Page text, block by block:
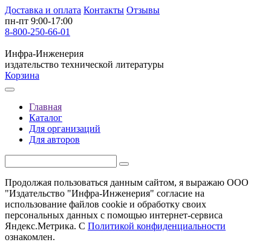
Доставка и оплата Контакты Отзывы
пн-пт 9:00-17:00
8-800-250-66-01
Инфра-Инженерия
издательство технической литературы
Корзина
Главная
Каталог
Для организаций
Для авторов
Продолжая пользоваться данным сайтом, я выражаю ООО
"Издательство "Инфра-Инженерия" согласие на
использование файлов cookie и обработку своих
персональных данных с помощью интернет-сервиса
Яндекс.Метрика. С Политикой конфиденциальности
ознакомлен.